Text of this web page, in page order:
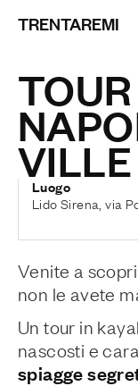
TRENTAREMI
VILLE
Luogo
Lido Sirena, via
Venite a
non le avete
Un tour in
nascosti e
spiagge